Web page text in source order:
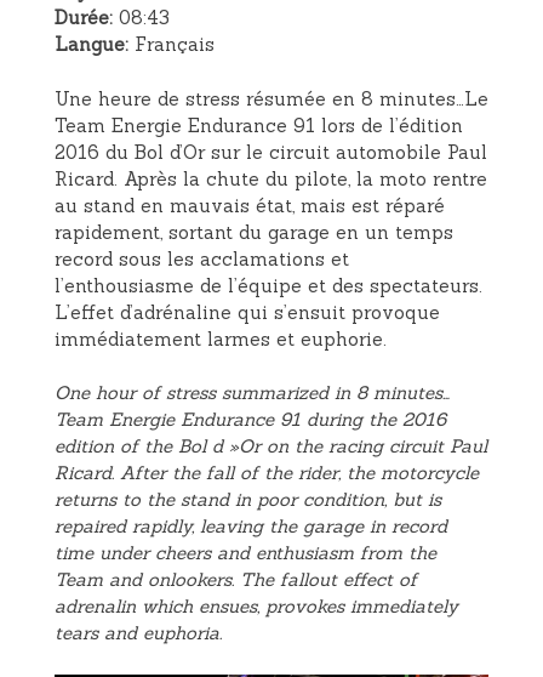
Durée: 08:43
Langue: Français
Une heure de stress résumée en 8 minutes…Le
Team Energie Endurance 91 lors de l’édition
2016 du Bol d’Or sur le circuit automobile Paul
Ricard. Après la chute du pilote, la moto rentre
au stand en mauvais état, mais est réparé
rapidement, sortant du garage en un temps
record sous les acclamations et
l’enthousiasme de l’équipe et des spectateurs.
L’effet d’adrénaline qui s’ensuit provoque
immédiatement larmes et euphorie.
One hour of stress summarized in 8 minutes…
Team Energie Endurance 91 during the 2016
edition of the Bol d »Or on the racing circuit Paul
Ricard. After the fall of the rider, the motorcycle
returns to the stand in poor condition, but is
repaired rapidly, leaving the garage in record
time under cheers and enthusiasm from the
Team and onlookers. The fallout effect of
adrenalin which ensues, provokes immediately
tears and euphoria.